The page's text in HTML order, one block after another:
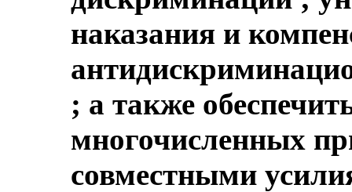
наказания и
; а также
многочисленных
совместными